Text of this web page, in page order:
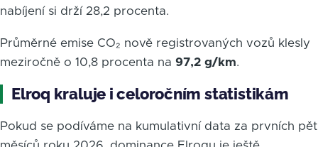
nabíjení si drží 28,2 procenta.
Průměrné emise CO₂ nově registrovaných vozů klesly
meziročně o 10,8 procenta na 97,2 g/km.
Elroq kraluje i celoročním statistikám
Pokud se podíváme na kumulativní data za prvních pět